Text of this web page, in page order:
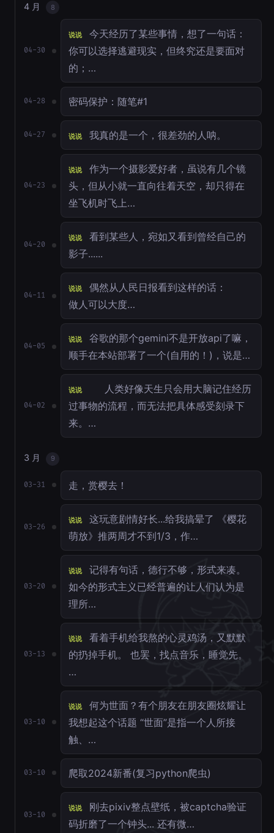
4 月 8
04-30
说说
今天经历了某些事情，想了一句话：
你可以选择逃避现实，但终究还是要面对
的；…
04-28 密码保护：随笔#1
04-27 说说 我真的是一个，很差劲的人呐。
04-23
说说
作为一个摄影爱好者，虽说有几个镜
头，但从小就一直向往着天空，却只得在
坐飞机时飞上…
04-20
说说
看到某些人，宛如又看到曾经自己的
影子......
04-11
说说
偶然从人民日报看到这样的话：
做人可以大度…
04-05
说说
谷歌的那个gemini不是开放api了嘛，
顺手在本站部署了一个(自用的！)，说是…
04-02
说说
人类好像天生只会用大脑记住经历
过事物的流程，而无法把具体感受刻录下
来。…
3 月 9
03-31 走，赏樱去！
03-26
说说
这玩意剧情好长...给我搞晕了 《樱花
萌放》推两周才不到1/3，作…
03-20
说说
记得有句话，德行不够，形式来凑。
如今的形式主义已经普遍的让人们认为是
理所…
03-13
说说
看着手机给我熬的心灵鸡汤，又默默
的扔掉手机。 也罢，找点音乐，睡觉先。
…
03-10
说说
何为世面？有个朋友在朋友圈炫耀让
我想起这个话题 “世面”是指一个人所接
触、…
03-10 爬取2024新番(复习python爬虫)
03-10
说说
刚去pixiv整点壁纸，被captcha验证
码折磨了一个钟头... 还有微…